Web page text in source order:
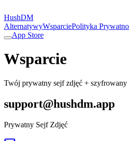
HushDM
AlternatywyWsparciePolityka
App Store
Wsparcie
Twój prywatny sejf zdjęć + szyfrowany
support@hushdm.app
Prywatny Sejf Zdjęć